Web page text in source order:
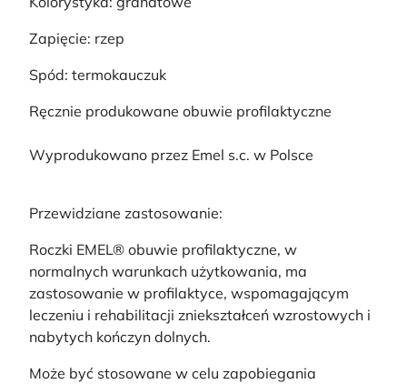
Zapięcie: rzep
Spód: termokauczuk
Ręcznie produkowane obuwie profilaktyczne
Wyprodukowano przez Emel s.c. w Polsce
Przewidziane zastosowanie:
Roczki EMEL® obuwie profilaktyczne, w
normalnych warunkach użytkowania, ma
zastosowanie w profilaktyce, wspomagającym
leczeniu i rehabilitacji zniekształceń wzrostowych i
nabytych kończyn dolnych.
Może być stosowane w celu zapobiegania